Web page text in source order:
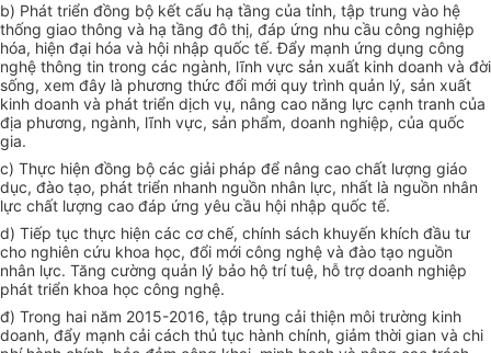
b) Phát triển đồng bộ kết cấu hạ tầng của tỉnh, tập trung vào hệ
thống giao thông và hạ tầng đô thị, đáp ứng nhu cầu công nghiệp
hóa, hiện đại hóa và hội nhập quốc tế. Đẩy mạnh ứng dụng công
nghệ thông tin trong các ngành, lĩnh vực sản xuất kinh doanh và đời
sống, xem đây là phương thức đổi mới quy trình quản lý, sản xuất
kinh doanh và phát triển dịch vụ, nâng cao năng lực cạnh tranh của
địa phương, ngành, lĩnh vực, sản phẩm, doanh nghiệp, của quốc
gia.
c) Thực hiện đồng bộ các giải pháp để nâng cao chất lượng giáo
dục, đào tạo, phát triển nhanh nguồn nhân lực, nhất là nguồn nhân
lực chất lượng cao đáp ứng yêu cầu hội nhập quốc tế.
d) Tiếp tục thực hiện các cơ chế, chính sách khuyến khích đầu tư
cho nghiên cứu khoa học, đổi mới công nghệ và đào tạo nguồn
nhân lực. Tăng cường quản lý bảo hộ trí tuệ, hỗ trợ doanh nghiệp
phát triển khoa học công nghệ.
đ) Trong hai năm 2015-2016, tập trung cải thiện môi trường kinh
doanh, đẩy mạnh cải cách thủ tục hành chính, giảm thời gian và chi